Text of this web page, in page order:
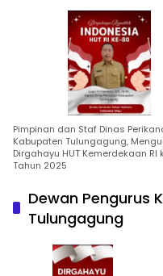
Pimpinan dan Staf Dinas
Kabupaten Tulungagung,
Dirgahayu HUT Kemerdekaan RI
Tahun 2025
Dewan Pengurus
Tulungagung